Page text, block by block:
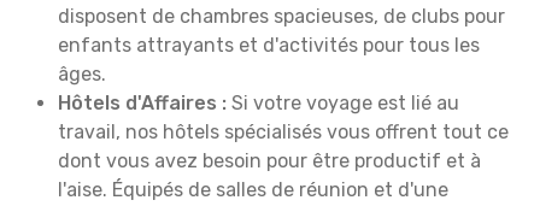
disposent de chambres spacieuses, de clubs pour
enfants attrayants et d'activités pour tous les
âges.
Hôtels d'Affaires : Si votre voyage est lié au
travail, nos hôtels spécialisés vous offrent tout ce
dont vous avez besoin pour être productif et à
l'aise. Équipés de salles de réunion et d'une